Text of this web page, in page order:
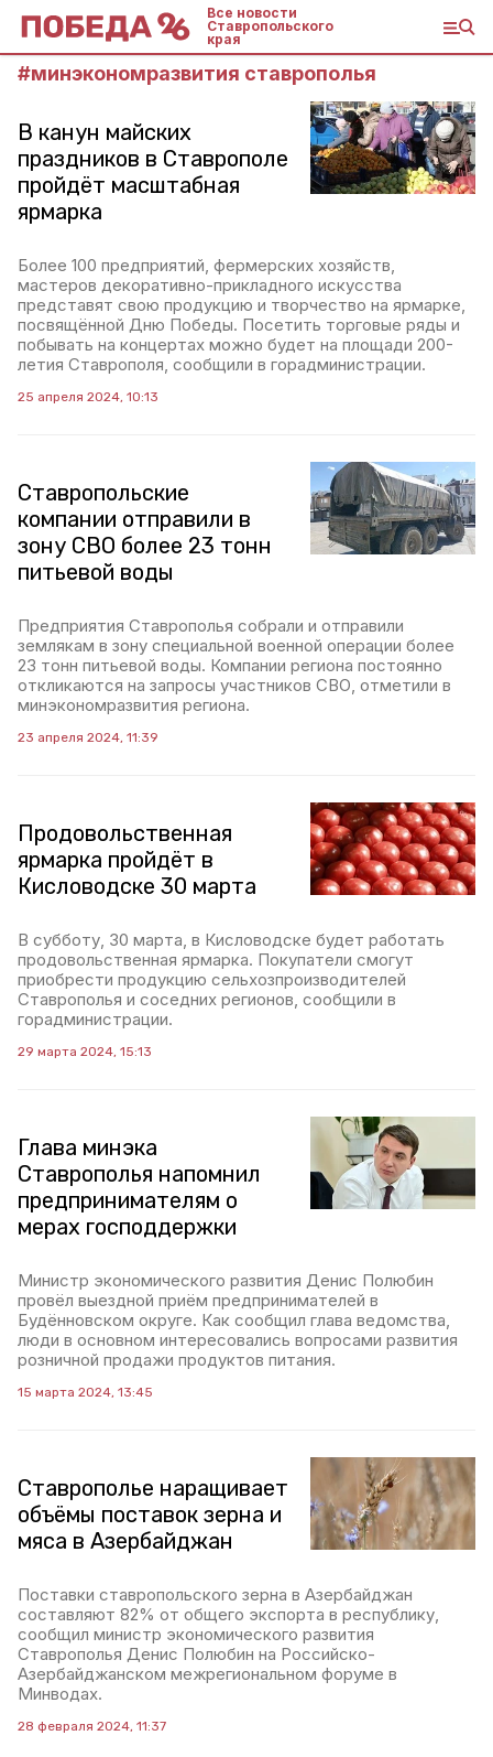
Все новости
Ставропольского
края
#минэкономразвития ставрополья
В канун майских
праздников в Ставрополе
пройдёт масштабная
ярмарка
Более 100 предприятий, фермерских хозяйств,
мастеров декоративно-прикладного искусства
представят свою продукцию и творчество на ярмарке,
посвящённой Дню Победы. Посетить торговые ряды и
побывать на концертах можно будет на площади 200-
летия Ставрополя, сообщили в горадминистрации.
25 апреля 2024, 10:13
Ставропольские
компании отправили в
зону СВО более 23 тонн
питьевой воды
Предприятия Ставрополья собрали и отправили
землякам в зону специальной военной операции более
23 тонн питьевой воды. Компании региона постоянно
откликаются на запросы участников СВО, отметили в
минэкономразвития региона.
23 апреля 2024, 11:39
Продовольственная
ярмарка пройдёт в
Кисловодске 30 марта
В субботу, 30 марта, в Кисловодске будет работать
продовольственная ярмарка. Покупатели смогут
приобрести продукцию сельхозпроизводителей
Ставрополья и соседних регионов, сообщили в
горадминистрации.
29 марта 2024, 15:13
Глава минэка
Ставрополья напомнил
предпринимателям о
мерах господдержки
Министр экономического развития Денис Полюбин
провёл выездной приём предпринимателей в
Будённовском округе. Как сообщил глава ведомства,
люди в основном интересовались вопросами развития
розничной продажи продуктов питания.
15 марта 2024, 13:45
Ставрополье наращивает
объёмы поставок зерна и
мяса в Азербайджан
Поставки ставропольского зерна в Азербайджан
составляют 82% от общего экспорта в республику,
сообщил министр экономического развития
Ставрополья Денис Полюбин на Российско-
Азербайджанском межрегиональном форуме в
Минводах.
28 февраля 2024, 11:37